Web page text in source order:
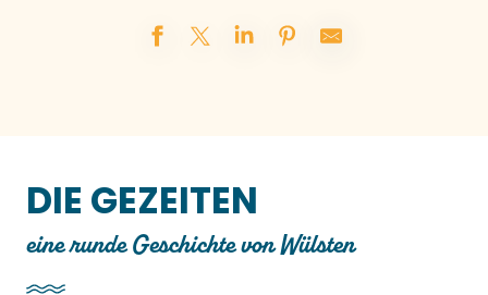
DIE GEZEITEN
eine runde Geschichte von Wülsten